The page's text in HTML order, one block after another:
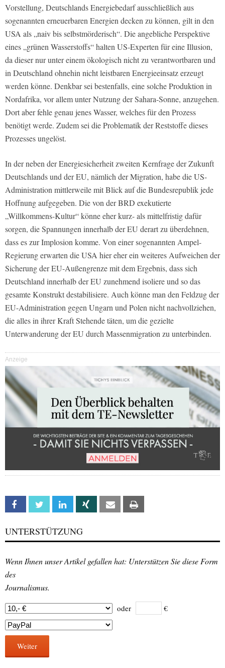
Vorstellung, Deutschlands Energiebedarf ausschließlich aus
sogenannten erneuerbaren Energien decken zu können, gilt in den
USA als „naiv bis selbstmörderisch“. Die angebliche Perspektive
eines „grünen Wasserstoffs“ halten US-Experten für eine Illusion,
da dieser nur unter einem ökologisch nicht zu verantwortbaren und
in Deutschland ohnehin nicht leistbaren Energieeinsatz erzeugt
werden könne. Denkbar sei bestenfalls, eine solche Produktion in
Nordafrika, vor allem unter Nutzung der Sahara-Sonne, anzugehen.
Dort aber fehle genau jenes Wasser, welches für den Prozess
benötigt werde. Zudem sei die Problematik der Reststoffe dieses
Prozesses ungelöst.
In der neben der Energiesicherheit zweiten Kernfrage der Zukunft
Deutschlands und der EU, nämlich der Migration, habe die US-
Administration mittlerweile mit Blick auf die Bundesrepublik jede
Hoffnung aufgegeben. Die von der BRD exekutierte
„Willkommens-Kultur“ könne eher kurz- als mittelfristig dafür
sorgen, die Spannungen innerhalb der EU derart zu überdehnen,
dass es zur Implosion komme. Von einer sogenannten Ampel-
Regierung erwarten die USA hier eher ein weiteres Aufweichen der
Sicherung der EU-Außengrenze mit dem Ergebnis, dass sich
Deutschland innerhalb der EU zunehmend isoliere und so das
gesamte Konstrukt destabilisiere. Auch könne man den Feldzug der
EU-Administration gegen Ungarn und Polen nicht nachvollziehen,
die alles in ihrer Kraft Stehende täten, um die gezielte
Unterwanderung der EU durch Massenmigration zu unterbinden.
Anzeige
Facebook Twitter Linkedin Xing Email
UNTERSTÜTZUNG
Wenn Ihnen unser Artikel gefallen hat: Unterstützen Sie diese Form
des
Journalismus.
oder €
Weiter